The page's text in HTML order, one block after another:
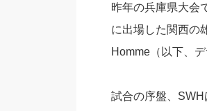
昨年の兵庫県大会
に出場した関西の
Homme（以下、
試合の序盤、